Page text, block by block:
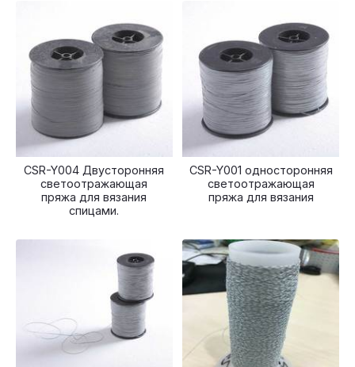
CSR-Y004 Двусторонняя
светоотражающая
пряжа для вязания
спицами.
CSR-Y001 односторонняя
светоотражающая
пряжа для вязания